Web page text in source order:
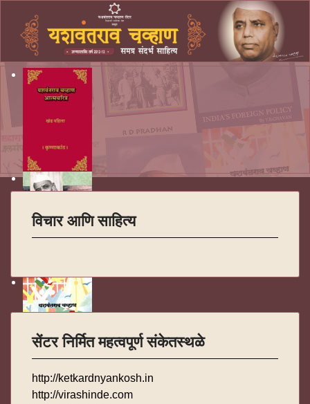
विचार आणि साहित्य
सेंटर निर्मित महत्वपूर्ण संकेतस्थळे
http://ketkardnyankosh.in
http://virashinde.com